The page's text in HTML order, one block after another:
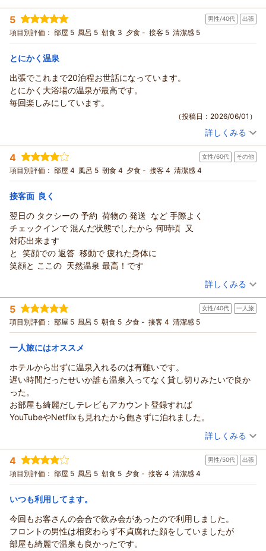
いる自慢の天然温泉でございます。複数ある源泉が入り混じ
り、時間帯や外気温によってお湯の色が変わる性質となってお
ります。
ご入浴の度にまた違った楽しみを感じて頂けるものと存じます
ので、近隣の出張などでお越しになられます際は、ぜひ温泉を
お客様より貴重なご意見を賜りまして、厚く御礼申し上げま
す。
今後ともより多くのお客様にご満足いただけるサービスを提供
できるよう、スタッフ一同励んで参ります。
お客様のまたのお越しを、心よりお待ち申し上げております。
（返信日：2026/06/30）
宿泊時期： 2026年06月宿泊 (家族旅行)
投稿者： 華音とがゆうの父さん
宿泊プラン： 【じゃらん限定】30日前までのご予約がお得★天然温泉・ご朝
食サービス・無料駐車場あり・WI-FI無料★
ツイン 朝のみ
宿泊価格帯： 8,001～9,000円(大人一人あたり/税込)
ホテルルートイン上山田温泉からの返信
この度は数ある旅館・ホテルの中から、当ホテルルートイン上
山田温泉をご利用いただきまして、誠に有難うございます。
温泉ならびに朝食バイキングにつきまして、高い評価を賜りま
当館の温泉につきましては、多くのお客様よりご好評を頂いて
いる自慢の天然温泉でございます。複数ある源泉が入り混じ
り、時間帯や外気温によってお湯の色が変わる性質となってお
ります。
ご入浴いただく度に、また違った楽しみを感じて頂けるものと
近隣へお越しの際には、また当ホテルをご愛顧いただけました
ら幸甚でございます。
今後ともより多くのお客様にご満足いただけるサービスを提供
できるよう、スタッフ一同励んで参ります。
お客様のまたのお越しを、心よりお待ち申し上げております。
（返信日：2026/06/12）
5 男性/40代 出張
項目別評価： 部屋 5 風呂 5 朝食 3 夕食 - 接客 5 清潔感 5
とにかく温泉
出張でこれまで20泊程お世話になっています。
とにかく大浴場の温泉が最高です。
毎回楽しみにしています。
（投稿日：2026/06/01）
投稿者： こじさん(男性/40代)
宿泊プラン： 【じゃらん限定】お得なＱＵＯカード500円付プラン
シングル 朝のみ
宿泊価格帯： 10,001～11,000円(大人一人あたり/税込)
平素より当ホテルルートインをご利用頂きまして、誠にありが
とうございます。
当ホテル自慢の色合が変化する温泉に長らくご満喫戴けており
まして、私共としましても大変嬉しく存じます。
今後とも、お仕事でのご利用または個人的な旅行などの際に、
お客様のまたのご来館をスタッフ一同、心よりお待ち申し上げ
ております。
（返信日：2026/06/03）
詳しくみる
4 女性/60代 その他
項目別評価： 部屋 4 風呂 5 朝食 4 夕食 - 接客 4 清潔感 4
接客面 良く
翌日の タクシーの 予約 荷物の 発送 など 手際よく
チェックインで 混んだ状態でしたから 何時頃 又
対応出来ます
と 笑顔での 返答 移動で 疲れた身体に
笑顔と ここの 天然温泉 最高！です
（投稿日：2026/05/14）
宿泊時期： 2026年05月宿泊 (その他)
投稿者： エンボさん
宿泊プラン： マルチギフトカード1，000円付プラン シングル
宿泊価格帯： 9,001～10,000円(大人一人あたり/税込)
この度は当ホテルルートイン上山田温泉をご利用頂きまして、
誠に有難うございます。
当ホテルフロントの接客・サービスにつきまして、お褒めの言
葉を頂戴いたしまして、厚く御礼申し上げます。私共としまし
ても、大変励みとなります。
しかしながら、混雑のためもありお客様のご要望にスムーズに
お応えできず、ご不便をお掛け致しました。
また温泉につきまして、お客様より「天然温泉最高！」とのコ
メントを賜り、大変嬉しく存じます。
当館自慢の温泉で、お客様の日常の疲れを少しでも和らげるお
手伝いができておりましたら、幸甚でございます。
内設備の管理維持、ならびに接客サービス品質の改善向上に努
めさせて頂きます。
この度は貴重なご意見を賜りまして、改めまして御礼申し上げ
詳しくみる
5 女性/40代 一人旅
項目別評価： 部屋 5 風呂 5 朝食 5 夕食 - 接客 4 清潔感 5
一人旅にはオススメ
ホテルから出ずに温泉入れるのは有難いです。
遅い時間だったせいか誰も温泉入ってなく貸し切りみたいで良か
った。
お部屋も綺麗だしテレビもアカウント登録すれば
YouTubeやNetflixも見れたから飽きずに泊れました。
（投稿日：2026/05/08）
宿泊時期： 2026年05月宿泊 (一人旅)
投稿者： もっちーさん
宿泊プラン： 《スタンダードプラン》★天然温泉・ご朝食サービス・無料駐
車場あり・WI-FI無料★
シングル 朝のみ
宿泊価格帯： 9,001～10,000円(大人一人あたり/税込)
ホテルルートイン上山田温泉からの返信
この度は、数ある旅館・ホテルの中から、ホテルルートイン上
山田温泉をご利用いただきまして、誠に有難うございます。
詳しくみる
4 男性/50代 出張
項目別評価： 部屋 5 風呂 5 朝食 5 夕食 - 接客 4 清潔感 4
いつも利用してます。
今回もお客さんの会合で飲み会があったので利用しました。
フロントの男性は相変わらず不貞腐れた顔をしていましたが
部屋も綺麗で温泉も良かったです。